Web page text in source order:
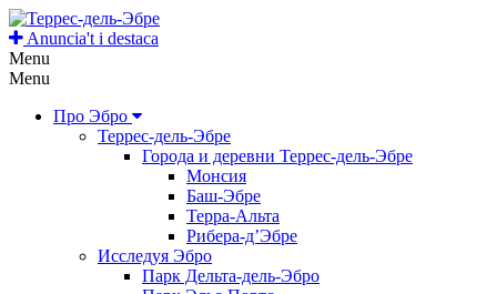
Anuncia't i destaca
Menu
Menu
Про Эбро
Террес-дель-Эбре
Города и деревни Террес-дель-Эбре
Монсия
Баш-Эбре
Терра-Альта
Рибера-д’Эбре
Исследуя Эбро
Парк Дельта-дель-Эбро